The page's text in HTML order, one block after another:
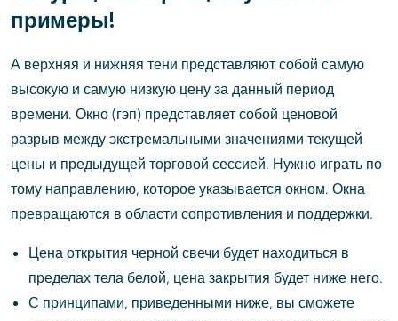
примеры!
А верхняя и нижняя тени представляют собой самую
высокую и самую низкую цену за данный период
времени. Окно (гэп) представляет собой ценовой
разрыв между экстремальными значениями текущей
цены и предыдущей торговой сессией. Нужно играть по
тому направлению, которое указывается окном. Окна
превращаются в области сопротивления и поддержки.
Цена открытия черной свечи будет находиться в
пределах тела белой, цена закрытия будет ниже него.
С принципами, приведенными ниже, вы сможете